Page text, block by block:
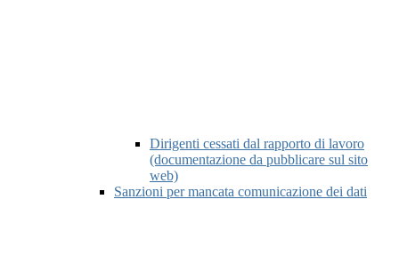
Dirigenti cessati dal rapporto di lavoro
(documentazione da pubblicare sul sito
web)
Sanzioni per mancata comunicazione dei dati